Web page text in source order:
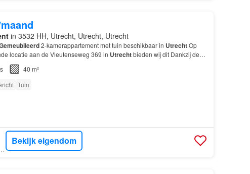
in 3532 HH, Utrecht, Utrecht, Utrecht
2-kamerappartement met tuin beschikbaar in UtrechtOp
locatie aan de Vleutenseweg 369 in Utrechtbieden wij dit Dankzij de
is de
40 m²
Tuin
Bekijk eigendom